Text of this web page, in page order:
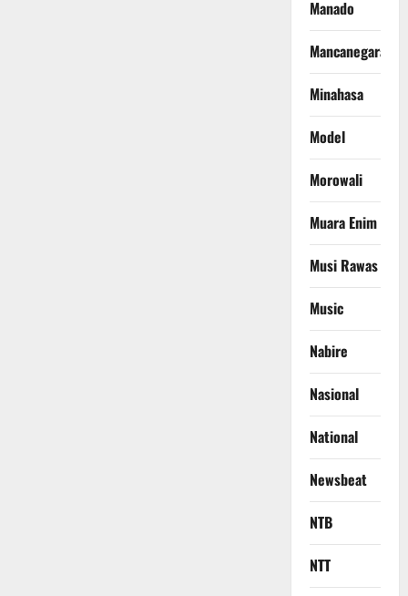
Manado
Mancanegara
Minahasa
Model
Morowali
Muara Enim
Musi Rawas
Music
Nabire
Nasional
National
Newsbeat
NTB
NTT